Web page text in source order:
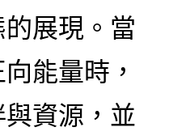
展現。當
能量時，
資源，並